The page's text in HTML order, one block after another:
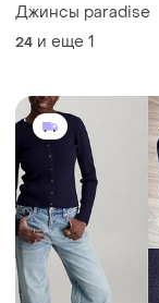
Джинсы paradise
24 и еще 1